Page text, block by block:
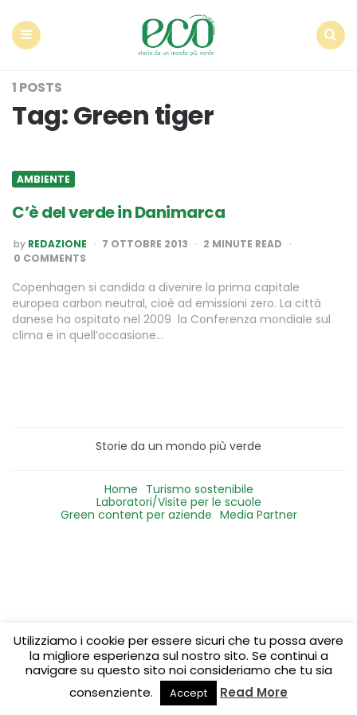
1 POSTS
Tag:Green tiger
AMBIENTE
C’è del verde in Danimarca
POSTED
BY
by REDAZIONE 7 OTTOBRE 2013 2 MINUTE READ
0 COMMENTS
Copenhagen si candida a divenire la prima capitale
europea carbon neutral, cioè ad emissioni zero. La città
danese ha ospitato nel 2009 la Conferenza mondiale sul
clima e in quell’occasione…
Storie da un mondo più verde
Home Turismo sostenibile
Laboratori/Visite per le scuole
Green content per aziende Media Partner
Utilizziamo i cookie per essere sicuri che tu possa avere
la migliore esperienza sul nostro sito. Se continui a
navigare su questo sito noi consideriamo che tu sia
consenziente.
Accept Read More